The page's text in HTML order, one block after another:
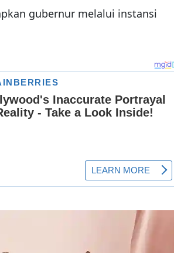
gubernur melalui instansi